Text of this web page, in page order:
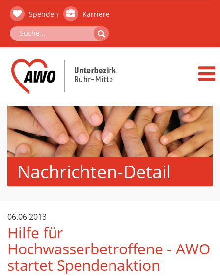
Spenden Karriere
Nachrichten-Detail
06.06.2013
Hilfe für
Hochwasserbetroffene - AWO
startet Spendenaktion